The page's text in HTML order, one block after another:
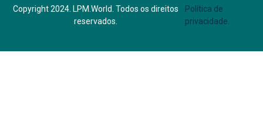
Copyright 2024. LPM.World. Todos os direitos
reservados.
Política de
privacidade.